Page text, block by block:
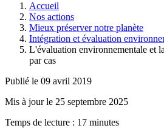
Accueil
Nos actions
Mieux préserver notre planète
Intégration et évaluation
L'évaluation environnementale et
par cas
Publié le 09 avril 2019
Mis à jour le 25 septembre 2025
Temps de lecture : 17 minutes